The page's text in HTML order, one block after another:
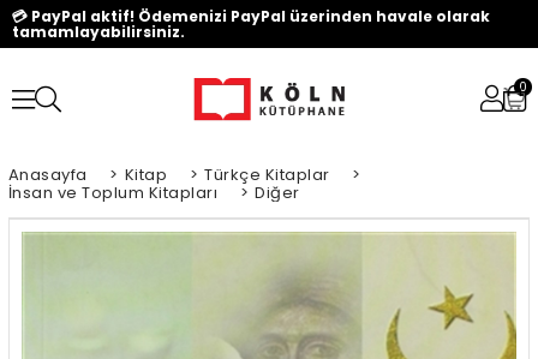
💳 PayPal aktif! Ödemenizi PayPal üzerinden havale olarak
tamamlayabilirsiniz.
0
Anasayfa > Kitap > Türkçe Kitaplar >
İnsan ve Toplum Kitapları > Diğer